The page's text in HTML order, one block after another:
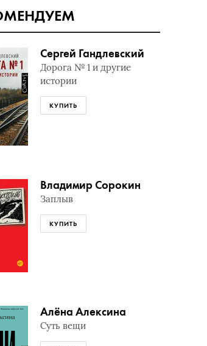
Сергей Гандлевский
Дорога № 1 и другие
истории
КУПИТЬ
Владимир Сорокин
Заплыв
КУПИТЬ
Алёна Алексина
Суть вещи